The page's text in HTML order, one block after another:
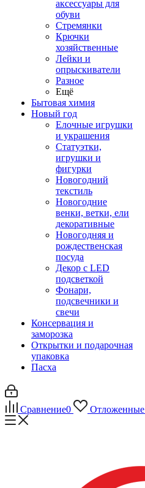
аксессуары для
обуви
Стремянки
Крючки
хозяйственные
Лейки и
опрыскиватели
Разное
Ещё
Бытовая химия
Новый год
Елочные игрушки
и украшения
Статуэтки,
игрушки и
фигурки
Новогодний
текстиль
Новогодние
венки, ветки, ели
декоративные
Новогодняя и
рождественская
посуда
Декор с LED
подсветкой
Фонари,
подсвечники и
свечи
Консервация и
заморозка
Открытки и подарочная
упаковка
Пасха
Сравнение0 Отложенные